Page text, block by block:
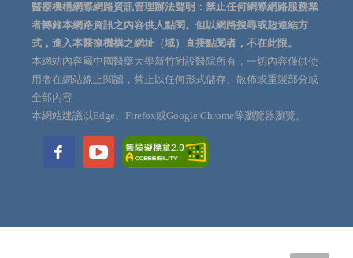
醫療機構網際網路資訊管理辦法聲明：禁止任何網際網路服務業
者轉錄本網路資訊之內容供人點閱。但以網路搜尋或超連結方
式，進入本醫療機構之網址（域）直接點閱者，不在此限。
本網站內容屬中國醫藥大學新竹附設醫院所有，一切內容僅供使
用者在網站線上閱讀，禁止以任何形式儲存、散佈或重製部分或
全部內容
本網站建議以Edge、Firefox或Google Chrome等瀏覽器瀏覽。